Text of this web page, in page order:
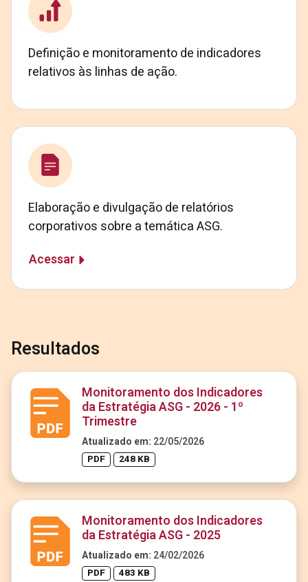
Definição e monitoramento de indicadores
relativos às linhas de ação.
Elaboração e divulgação de relatórios
corporativos sobre a temática ASG.
Acessar
Resultados
Monitoramento dos Indicadores
da Estratégia ASG - 2026 - 1º
Trimestre
Atualizado em: 22/05/2026
PDF 248 KB
Monitoramento dos Indicadores
da Estratégia ASG - 2025
Atualizado em: 24/02/2026
PDF 483 KB